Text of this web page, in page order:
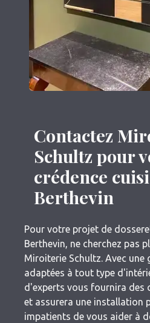
Contactez
Schultz pour
crédence
Berthevin
Pour votre projet de
Berthevin, ne cherchez pas
Miroiterie Schultz. Avec
adaptées à tout type
d'experts vous fournira des
et assurera une installation
impatients de vous aider à